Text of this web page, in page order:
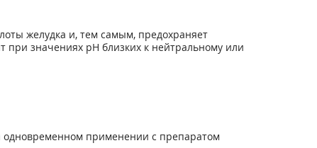
желудка и, тем самым, предохраняет
значениях рН близких к нейтральному или
одновременном применении с препаратом